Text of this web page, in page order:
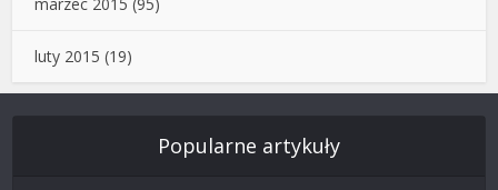
luty 2015 (19)
Popularne artykuły